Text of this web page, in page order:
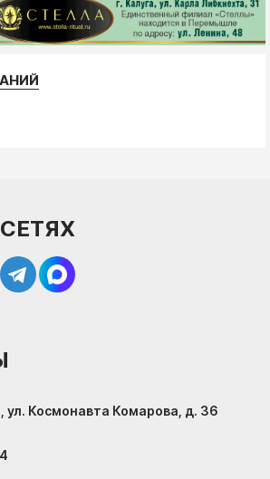
ул. Космонавта Комарова, д. 36